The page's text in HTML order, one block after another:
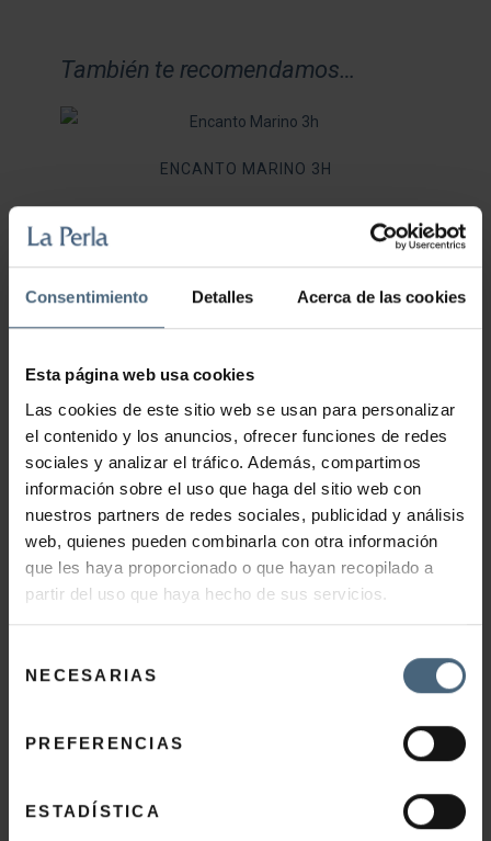
Consentimiento Detalles Acerca de las cookies
Esta página web usa cookies
Las cookies de este sitio web se usan para personalizar
el contenido y los anuncios, ofrecer funciones de redes
sociales y analizar el tráfico. Además, compartimos
información sobre el uso que haga del sitio web con
nuestros partners de redes sociales, publicidad y análisis
web, quienes pueden combinarla con otra información
que les haya proporcionado o que hayan recopilado a
partir del uso que haya hecho de sus servicios.
NECESARIAS
PREFERENCIAS
ESTADÍSTICA
También te recomendamos…
ENCANTO MARINO 3H
AÑADIR AL CARRITO
LA PERLA CANTÁBRICO 2H
155,00 €
MENÚ DE TEMPORADA – BODEGA CRIANZA,